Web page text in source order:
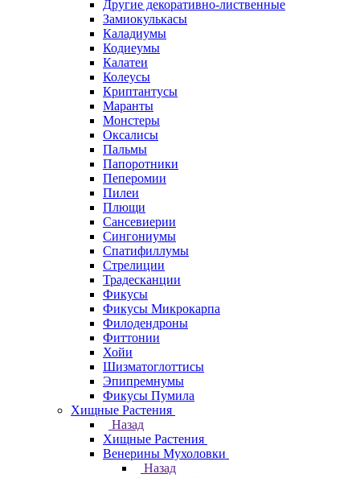
Другие декоративно-лиственные
Замиокулькасы
Каладиумы
Кодиеумы
Калатеи
Колеусы
Криптантусы
Маранты
Монстеры
Оксалисы
Пальмы
Папоротники
Пеперомии
Пилеи
Плющи
Сансевиерии
Сингониумы
Спатифиллумы
Стрелиции
Традесканции
Фикусы
Фикусы Микрокарпа
Филодендроны
Фиттонии
Хойи
Шизматоглоттисы
Эпипремнумы
Фикусы Пумила
Хищные Растения
Назад
Хищные Растения
Венерины Мухоловки
Назад